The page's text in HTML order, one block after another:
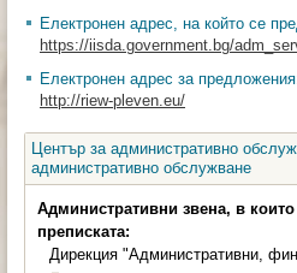
Електронен адрес, на който се
https://iisda.government.bg/
Електронен адрес за
http://riew-pleven.eu/
Център за административно
административно обслужване
Административни звена, в
преписката:
Дирекция "Административни,